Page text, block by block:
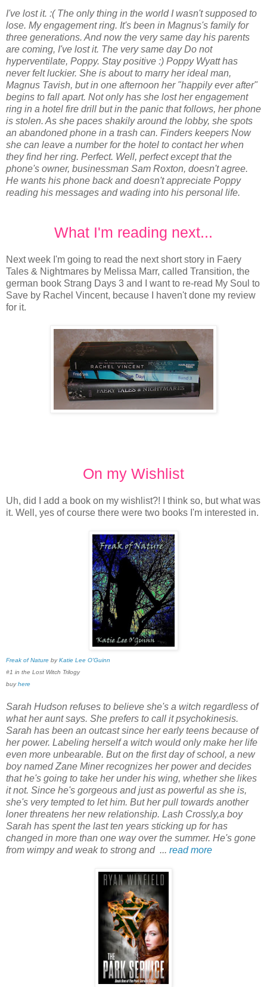
I've lost it. :( The only thing in the world I wasn't supposed to
lose. My engagement ring. It's been in Magnus's family for
three generations. And now the very same day his parents
are coming, I've lost it. The very same day Do not
hyperventilate, Poppy. Stay positive :) Poppy Wyatt has
never felt luckier. She is about to marry her ideal man,
Magnus Tavish, but in one afternoon her "happily ever after"
begins to fall apart. Not only has she lost her engagement
ring in a hotel fire drill but in the panic that follows, her phone
is stolen. As she paces shakily around the lobby, she spots
an abandoned phone in a trash can. Finders keepers Now
she can leave a number for the hotel to contact her when
they find her ring. Perfect. Well, perfect except that the
phone's owner, businessman Sam Roxton, doesn't agree.
He wants his phone back and doesn't appreciate Poppy
reading his messages and wading into his personal life.
What I'm reading next...
Next week I'm going to read the next short story in Faery
Tales & Nightmares by Melissa Marr, called Transition, the
german book Strang Days 3 and I want to re-read My Soul to
Save by Rachel Vincent, because I haven't done my review
for it.
On my Wishlist
Uh, did I add a book on my wishlist?! I think so, but what was
it. Well, yes of course there were two books I'm interested in.
Freak of Nature byKatie Lee O'Guinn
#1 in the Lost Witch Trilogy
buyhere
Sarah Hudson refuses to believe she's a witch regardless of
what her aunt says. She prefers to call it psychokinesis.
Sarah has been an outcast since her early teens because of
her power. Labeling herself a witch would only make her life
even more unbearable. But on the first day of school, a new
boy named Zane Miner recognizes her power and decides
that he's going to take her under his wing, whether she likes
it not. Since he's gorgeous and just as powerful as she is,
she's very tempted to let him. But her pull towards another
loner threatens her new relationship. Lash Crossly,a boy
Sarah has spent the last ten years sticking up for has
changed in more than one way over the summer. He's gone
from wimpy and weak to strong and ... read more